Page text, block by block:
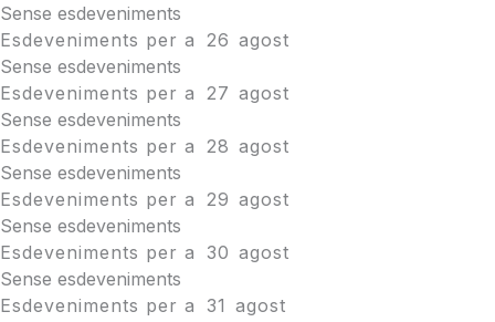
Sense esdeveniments
Esdeveniments per a
26 agost
Sense esdeveniments
Esdeveniments per a
27 agost
Sense esdeveniments
Esdeveniments per a
28 agost
Sense esdeveniments
Esdeveniments per a
29 agost
Sense esdeveniments
Esdeveniments per a 30 agost
Sense esdeveniments
Esdeveniments per a 31 agost